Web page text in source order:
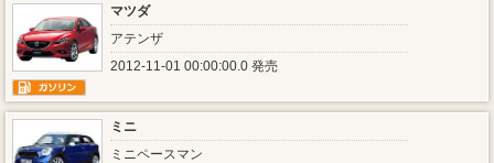
マツダ
アテンザ
2012-11-01 00:00:00.0 発売
ミニ
ミニペースマン